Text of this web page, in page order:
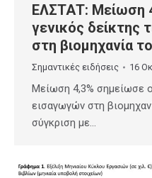
ΕΛΣΤΑΤ: Μείωση
γενικός δείκτης
στη βιομηχανία
Σημαντικές ειδήσεις 16
Μείωση 4,3% σημείωσε
εισαγωγών στη
σύγκριση με…